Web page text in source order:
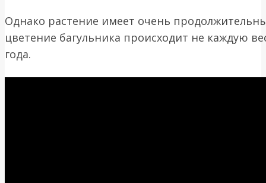
Однако растение имеет очень
цветение багульника происходит не каждую
года.